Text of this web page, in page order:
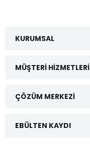
KURUMSAL
MÜŞTERI HIZMETLERI
ÇÖZÜM MERKEZI
EBÜLTEN KAYDI